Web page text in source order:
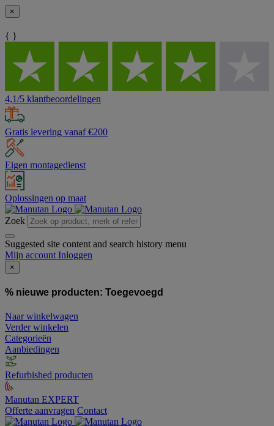
×
{ }
4,1/5 klantbeoordelingen
Gratis levering vanaf €200
Eigen montagedienst
Oplossingen op maat
Zoek
Suggested site content and search history menu
Mijn account Inloggen
×
% nieuwe producten: Toegevoegd
Naar winkelwagen
Verder winkelen
Categorieën
Aanbiedingen
Refurbished producten
Manutan EXPERT
Offerte aanvragen Contact